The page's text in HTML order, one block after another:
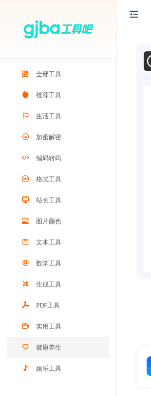
全部工具
推荐工具
生活工具
加密解密
编码转码
格式工具
站长工具
图片颜色
文本工具
数学工具
生成工具
PDF工具
实用工具
健康养生
娱乐工具